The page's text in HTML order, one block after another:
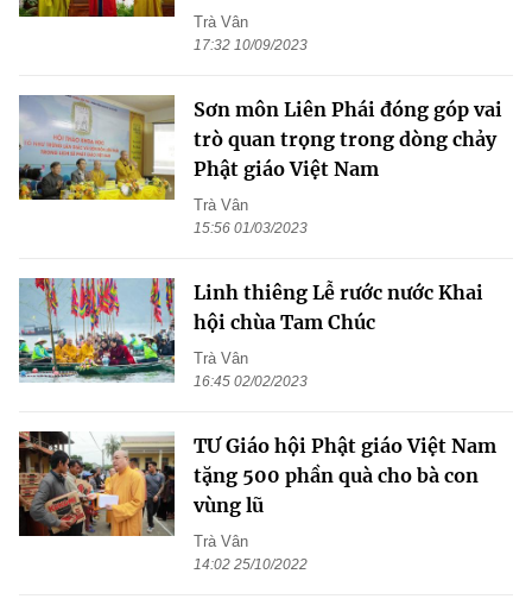
Trà Vân
17:32 10/09/2023
Sơn môn Liên Phái đóng góp vai
trò quan trọng trong dòng chảy
Phật giáo Việt Nam
Trà Vân
15:56 01/03/2023
Linh thiêng Lễ rước nước Khai
hội chùa Tam Chúc
Trà Vân
16:45 02/02/2023
TƯ Giáo hội Phật giáo Việt Nam
tặng 500 phần quà cho bà con
vùng lũ
Trà Vân
14:02 25/10/2022